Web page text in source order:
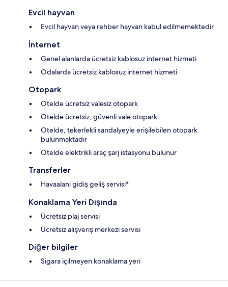
Evcil hayvan
Evcil hayvan veya rehber hayvan kabul edilmemektedir
İnternet
Genel alanlarda ücretsiz kablosuz internet hizmeti
Odalarda ücretsiz kablosuz internet hizmeti
Otopark
Otelde ücretsiz valesiz otopark
Otelde ücretsiz, güvenli vale otopark
Otelde, tekerlekli sandalyeyle erişilebilen otopark
bulunmaktadır
Otelde elektrikli araç şarj istasyonu bulunur
Transferler
Havaalanı gidiş geliş servisi*
Konaklama Yeri Dışında
Ücretsiz plaj servisi
Ücretsiz alışveriş merkezi servisi
Diğer bilgiler
Sigara içilmeyen konaklama yeri